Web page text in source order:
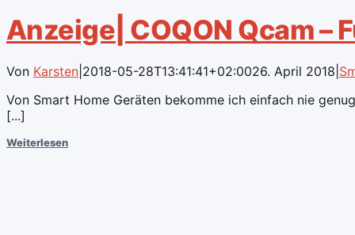
Anzeige| COQON Qcam –
Von Karsten 2018-05-28T13:41:41+02:0026. April 2018
Von Smart Home Geräten bekomme ich einfach nie
[...]
Weiterlesen